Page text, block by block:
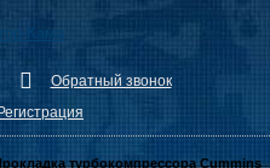
Обратный звонок
Регистрация
турбокомпрессора Cummins